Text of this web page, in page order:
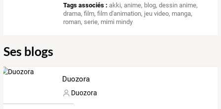
Tags associés : akki,anime, blog,dessin anime,
drama,film,film d'animation, jeu video, manga,
roman,serie, mimi mindy
Ses blogs
Duozora
Duozora